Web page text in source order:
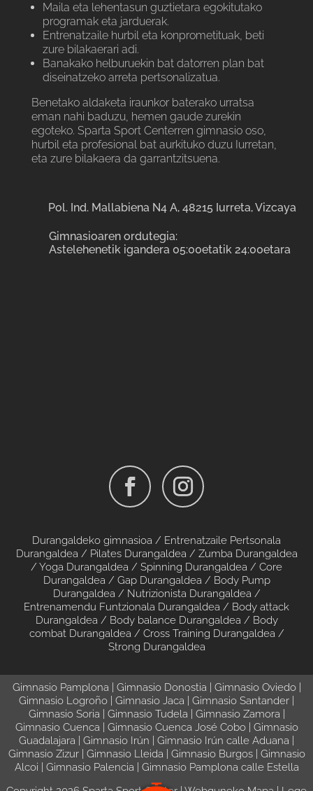
Maila eta lehentasun guztietara egokitutako
programak eta jarduerak.
Entrenatzaile hurbil eta konprometituak, beti
zure bilakaerari adi.
Banakako helburuekin bat datorren plan bat
diseinatzeko arreta pertsonalizatua.
Benetako aldaketa iraunkor baterako urratsa
eman nahi baduzu, hemen gaude zurekin
egoteko. Sparta Sport Centerren gimnasio oso,
hurbil eta profesional bat aurkituko duzu Iurretan,
eta zure bilakaera da garrantzitsuena.
Pol. Ind. Mallabiena N4 A, 48215 Iurreta, Vizcaya
Gimnasioaren ordutegia:
Astelehenetik igandera 05:00etatik 24:00etara
Durangaldeko gimnasioa / Entrenatzaile Pertsonala
Durangaldea/ Pilates Durangaldea/ Zumba Durangaldea
/ Yoga Durangaldea / Spinning Durangaldea / Core
Durangaldea/ Gap Durangaldea/ Body Pump
Durangaldea/ Nutrizionista Durangaldea/
Entrenamendu Funtzionala Durangaldea / Body attack
Durangaldea/ Body balance Durangaldea/ Body
combat Durangaldea/ Cross Training Durangaldea/
Strong Durangaldea
Gimnasio Pamplona| Gimnasio Donostia| Gimnasio Oviedo|
Gimnasio Logroño
Gimnasio Jaca Gimnasio Santander
Gimnasio Soria| Gimnasio Tudela| Gimnasio Zamora|
Gimnasio Cuenca| Gimnasio Cuenca José Cobo| Gimnasio
Guadalajara
Gimnasio Irún Gimnasio Irún calle Aduana
Gimnasio Zizur| Gimnasio Lleida| Gimnasio Burgos| Gimnasio
Alcoi
Gimnasio Palencia| Gimnasio Pamplona calle Estella